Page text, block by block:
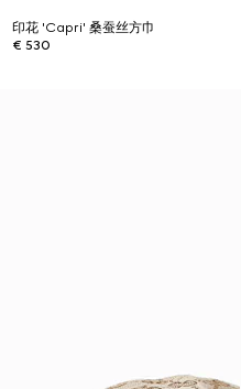
印花 'Capri' 桑蚕丝方巾
€ 530